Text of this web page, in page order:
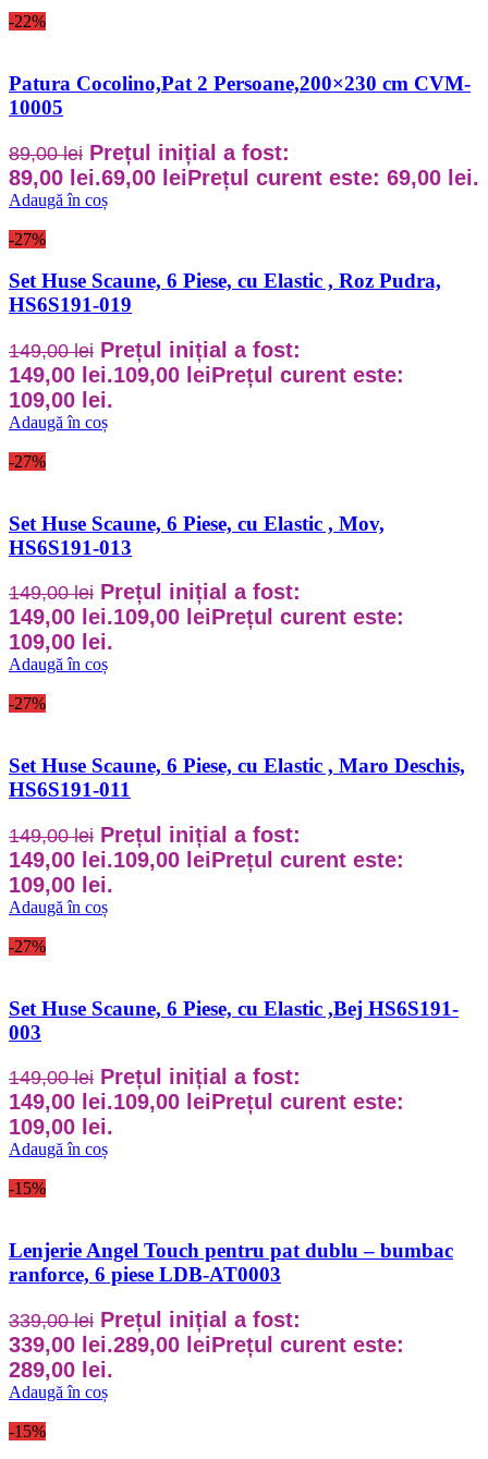
-22%
Patura Cocolino,Pat 2 Persoane,200×230 cm CVM-
10005
89,00lei Prețul inițial a fost:
89,00 lei.69,00 leiPrețul curent este: 69,00 lei.
Adaugă în coș
-27%
Set Huse Scaune, 6 Piese, cu Elastic , Roz Pudra,
HS6S191-019
149,00lei Prețul inițial a fost:
149,00 lei.109,00 leiPrețul curent este:
109,00 lei.
Adaugă în coș
-27%
Set Huse Scaune, 6 Piese, cu Elastic , Mov,
HS6S191-013
149,00lei Prețul inițial a fost:
149,00 lei.109,00 leiPrețul curent este:
109,00 lei.
Adaugă în coș
-27%
Set Huse Scaune, 6 Piese, cu Elastic , Maro Deschis,
HS6S191-011
149,00lei Prețul inițial a fost:
149,00 lei.109,00 leiPrețul curent este:
109,00 lei.
Adaugă în coș
-27%
Set Huse Scaune, 6 Piese, cu Elastic ,Bej HS6S191-
003
149,00lei Prețul inițial a fost:
149,00 lei.109,00 leiPrețul curent este:
109,00 lei.
Adaugă în coș
-15%
Lenjerie Angel Touch pentru pat dublu – bumbac
ranforce, 6 piese LDB-AT0003
339,00lei Prețul inițial a fost:
339,00 lei.289,00 leiPrețul curent este:
289,00 lei.
Adaugă în coș
-15%